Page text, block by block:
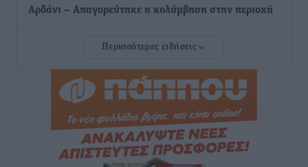
Αρδάνι – Απαγορεύτηκε η κολύμβηση στην περιοχή
εφησυχασμού» – Σε πλήρη ετοιμότητα ο μηχανισμός
Ειδήσεις• πριν 21 ώρες
Καιρός: Επιμένουν οι υψηλές θερμοκρασίες – Ισχυρά
μελτέμια έως 9 μποφόρ, σε «Red Code» 6 περιοχές
Περισσότερες ειδήσεις